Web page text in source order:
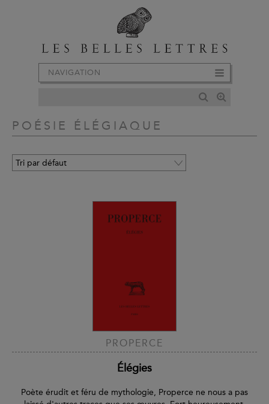
NAVIGATION
POÉSIE ÉLÉGIAQUE
PROPERCE
Élégies
Poète érudit et féru de mythologie, Properce ne nous a pas